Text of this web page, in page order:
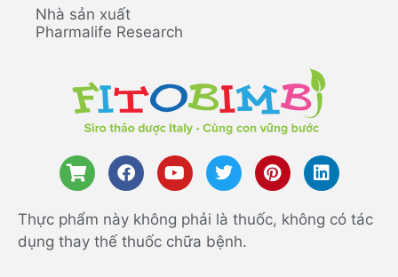
Nhà sản xuất
Pharmalife Research
Thực phẩm này không phải là thuốc, không có tác
dụng thay thế thuốc chữa bệnh.